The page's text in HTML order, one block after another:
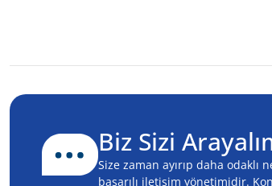
Biz Sizi
Size zaman ayırıp daha
başarılı iletişim yönetimidir.